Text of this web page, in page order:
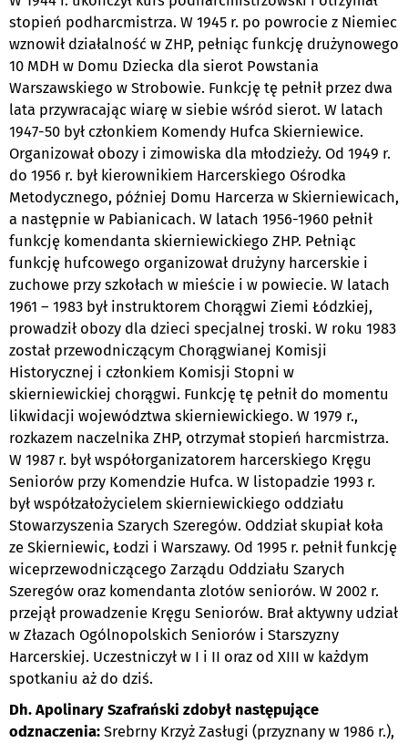
stopień podharcmistrza. W 1945 r. po powrocie z Niemiec
wznowił działalność w ZHP, pełniąc funkcję drużynowego
10 MDH w Domu Dziecka dla sierot Powstania
Warszawskiego w Strobowie. Funkcję tę pełnił przez dwa
lata przywracając wiarę w siebie wśród sierot. W latach
1947-50 był członkiem Komendy Hufca Skierniewice.
Organizował obozy i zimowiska dla młodzieży. Od 1949 r.
do 1956 r. był kierownikiem Harcerskiego Ośrodka
Metodycznego, później Domu Harcerza w Skierniewicach,
a następnie w Pabianicach. W latach 1956-1960 pełnił
funkcję komendanta skierniewickiego ZHP. Pełniąc
funkcję hufcowego organizował drużyny harcerskie i
zuchowe przy szkołach w mieście i w powiecie. W latach
1961 – 1983 był instruktorem Chorągwi Ziemi Łódzkiej,
prowadził obozy dla dzieci specjalnej troski. W roku 1983
został przewodniczącym Chorągwianej Komisji
Historycznej i członkiem Komisji Stopni w
skierniewickiej chorągwi. Funkcję tę pełnił do momentu
likwidacji województwa skierniewickiego. W 1979 r.,
rozkazem naczelnika ZHP, otrzymał stopień harcmistrza.
W 1987 r. był współorganizatorem harcerskiego Kręgu
Seniorów przy Komendzie Hufca. W listopadzie 1993 r.
był współzałożycielem skierniewickiego oddziału
Stowarzyszenia Szarych Szeregów. Oddział skupiał koła
ze Skierniewic, Łodzi i Warszawy. Od 1995 r. pełnił funkcję
wiceprzewodniczącego Zarządu Oddziału Szarych
Szeregów oraz komendanta zlotów seniorów. W 2002 r.
przejął prowadzenie Kręgu Seniorów. Brał aktywny udział
w Złazach Ogólnopolskich Seniorów i Starszyzny
Harcerskiej. Uczestniczył w I i II oraz od XIII w każdym
spotkaniu aż do dziś.
Dh. Apolinary Szafrański zdobył następujące
odznaczenia: Srebrny Krzyż Zasługi (przyznany w 1986 r.),